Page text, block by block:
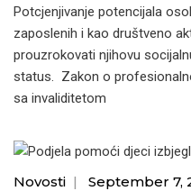
Potcjenjivanje potencijala
zaposlenih i kao društveno
prouzrokovati njihovu
status. Zakon o
sa invaliditetom
Novosti | September 7,